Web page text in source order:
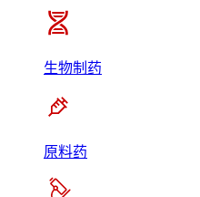
生物制药
原料药